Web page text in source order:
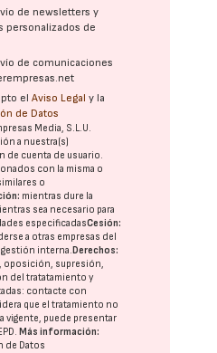
de newsletters y
personalizados de
de comunicaciones
elAviso Legal y la
de Datos
Media, S.L.U.
a nuestra(s)
de cuenta de usuario.
con la misma o
o
mientras dure la
sea necesario para
especificadasCesión:
a otras empresas del
interna. Derechos:
oposición, supresión,
del tratatamiento y
contacte con
que el tratamiento no
vigente, puede presentar
. Más información:
de Datos